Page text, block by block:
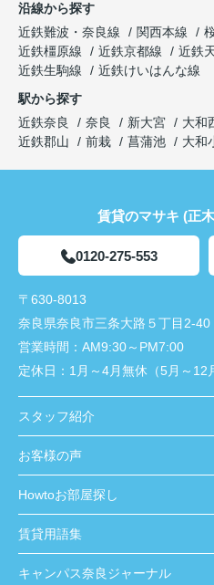
沿線から探す
近鉄難波・奈良線
関西本線
近鉄橿原線
近鉄京都線 近鉄
近鉄生駒線
近鉄けいはんな線
駅から探す
近鉄奈良
奈良 新大宮 大和
近鉄郡山
前栽 菖蒲池 大和
賃貸のマサキ (正
0120-275-553
〒630-8013
奈良県奈良市三条大路５丁目2-40
営業時間： AM9:30～PM7:00
定休日： 1月～4月無休（5月～12
スタッフ紹介
お客様の声
Howtoお部屋探し
賃貸用語集
キャンパス奈良ジャーナル